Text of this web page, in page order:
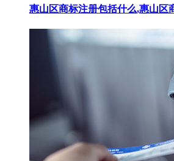
惠山区商标注册包括什么,惠山区